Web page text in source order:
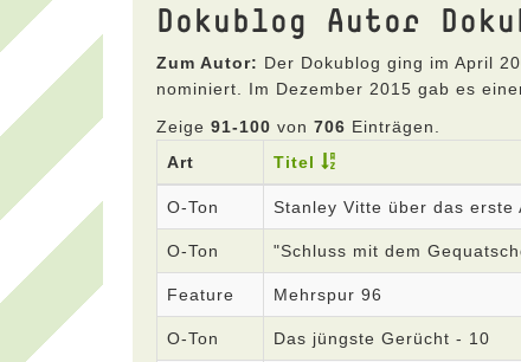
Dokublog Autor
Zum Autor: Der Dokublog ging im April
nominiert. Im Dezember 2015 gab es
Zeige 91-100 von 706 Einträgen.
Art
Titel
O-Ton Stanley Vitte über das erste
O-Ton "Schluss mit dem
Feature Mehrspur 96
O-Ton Das jüngste Gerücht - 10